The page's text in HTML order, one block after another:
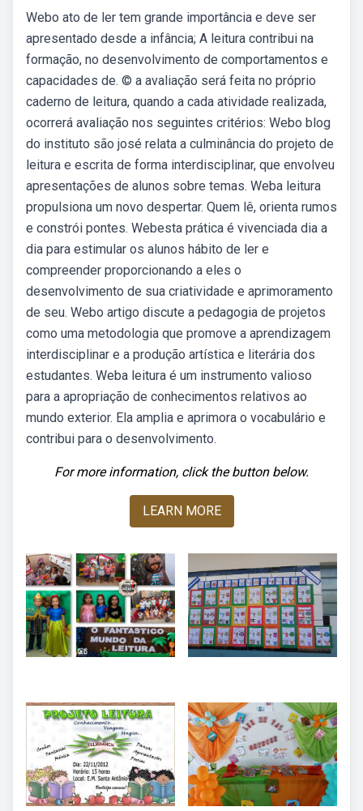
Webo ato de ler tem grande importância e deve ser
apresentado desde a infância; A leitura contribui na
formação, no desenvolvimento de comportamentos e
capacidades de. © a avaliação será feita no próprio
caderno de leitura, quando a cada atividade realizada,
ocorrerá avaliação nos seguintes critérios: Webo blog
do instituto são josé relata a culminância do projeto de
leitura e escrita de forma interdisciplinar, que envolveu
apresentações de alunos sobre temas. Weba leitura
propulsiona um novo despertar. Quem lê, orienta rumos
e constrói pontes. Webesta prática é vivenciada dia a
dia para estimular os alunos hábito de ler e
compreender proporcionando a eles o
desenvolvimento de sua criatividade e aprimoramento
de seu. Webo artigo discute a pedagogia de projetos
como uma metodologia que promove a aprendizagem
interdisciplinar e a produção artística e literária dos
estudantes. Weba leitura é um instrumento valioso
para a apropriação de conhecimentos relativos ao
mundo exterior. Ela amplia e aprimora o vocabulário e
contribui para o desenvolvimento.
For more information, click the button below.
LEARN MORE